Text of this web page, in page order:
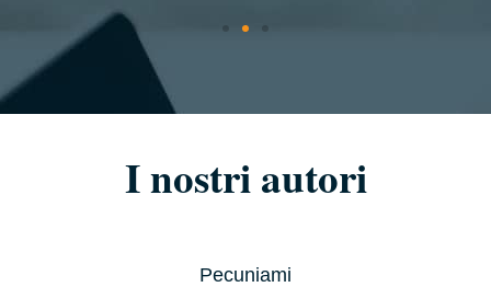
I nostri autori
Pecuniami